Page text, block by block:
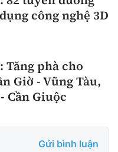
công nghệ 3D
Tăng phà cho
Giờ - Vũng Tàu,
Cần Giuộc
Gửi bình luận